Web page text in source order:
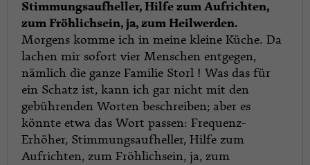
Stimmungsaufheller, Hilfe zum Aufrichten,
zum Fröhlichsein, ja, zum Heilwerden.
Morgens komme ich in meine kleine Küche. Da
lachen mir sofort vier Menschen entgegen,
nämlich die ganze Familie Storl ! Was das für
ein Schatz ist, kann ich gar nicht mit den
gebührenden Worten beschreiben; aber es
könnte etwa das Wort passen: Frequenz-
Erhöher, Stimmungsaufheller, Hilfe zum
Aufrichten, zum Fröhlichsein, ja, zum